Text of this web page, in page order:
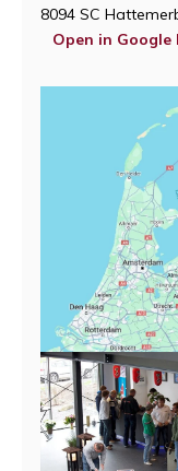
8094 SC
Open in Google